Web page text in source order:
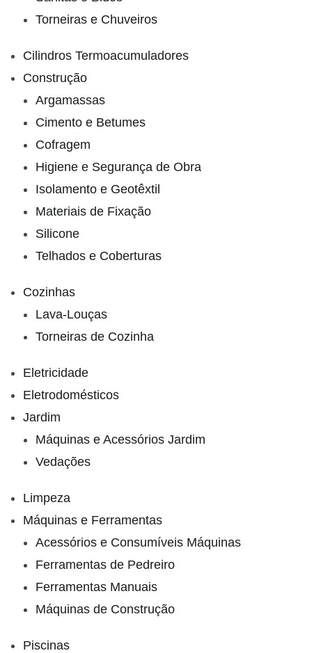
Torneiras e Chuveiros
Cilindros Termoacumuladores
Construção
Argamassas
Cimento e Betumes
Cofragem
Higiene e Segurança de Obra
Isolamento e Geotêxtil
Materiais de Fixação
Silicone
Telhados e Coberturas
Cozinhas
Lava-Louças
Torneiras de Cozinha
Eletricidade
Eletrodomésticos
Jardim
Máquinas e Acessórios Jardim
Vedações
Limpeza
Máquinas e Ferramentas
Acessórios e Consumíveis Máquinas
Ferramentas de Pedreiro
Ferramentas Manuais
Máquinas de Construção
Piscinas